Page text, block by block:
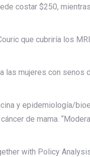
costar $250,
que cubriría los
mujeres con senos
y epidemiología/
de mama.
with Policy